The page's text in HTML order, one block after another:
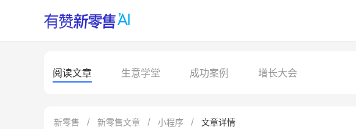
阅读文章 生意学堂 成功案例 增长大会
新零售 新零售文章 小程序 文章详情